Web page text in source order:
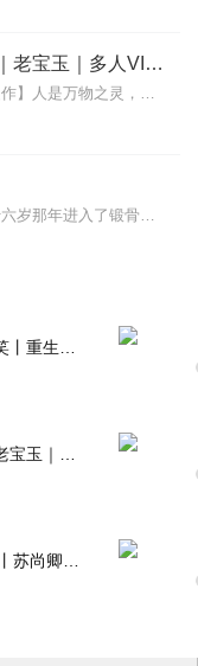
蛊真人｜大爱仙尊｜热血｜老宝玉｜多人VIP免费有声剧
内容简介【黑暗文反派流封神之作】人是万物之灵，蛊是天地真精。一个穿越者不断重生的故事。一个养蛊、炼蛊、用蛊的奇特世界。配音组（男角色）老宝玉旁白...
男主角从小体弱多病，虽然在十六岁那年进入了锻骨境界，但是还是没一点用。机缘巧合，他得到得到名师的指点，秉承了上古刺客之道。时逢乱世，苍茫大陆，狼烟四起，人族高层...